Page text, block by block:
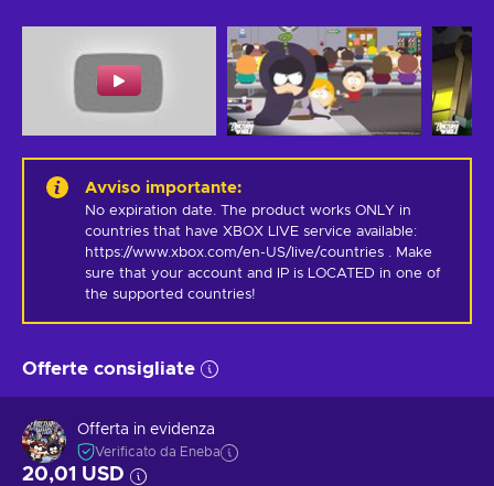
Avviso importante:
No expiration date. The product works ONLY in
countries that have XBOX LIVE service available:
https://www.xbox.com/en-US/live/countries . Make
sure that your account and IP is LOCATED in one of
the supported countries!
Offerte consigliate
Offerta in evidenza
Verificato da Eneba
20,01 USD